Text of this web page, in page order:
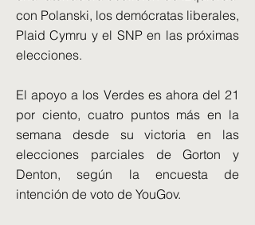
con Polanski, los demócratas liberales,
Plaid Cymru y el SNP en las próximas
elecciones.
El apoyo a los Verdes es ahora del 21
por ciento, cuatro puntos más en la
semana desde su victoria en las
elecciones parciales de Gorton y
Denton, según la encuesta de
intención de voto de YouGov.